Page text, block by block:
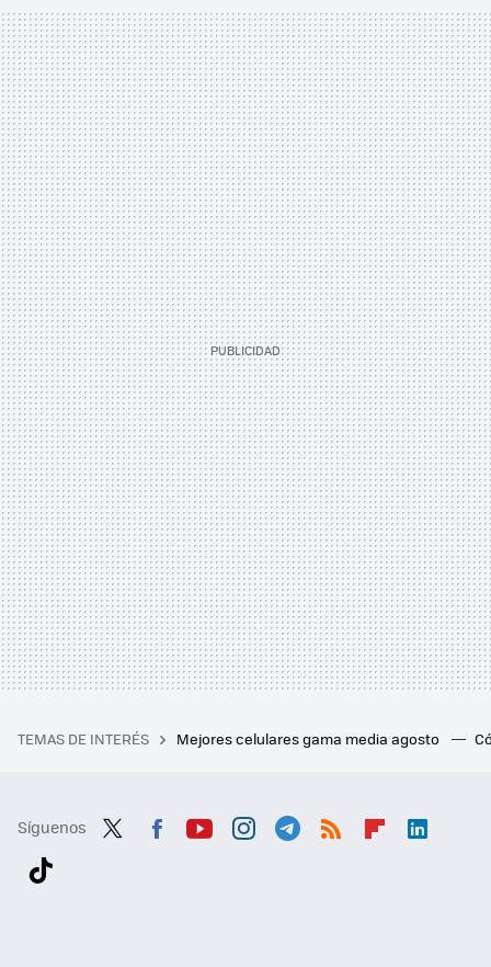
TEMAS DE INTERÉS Mejores celulares gama media agosto
Síguenos